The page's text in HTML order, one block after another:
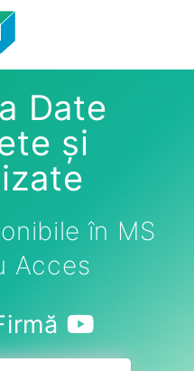
Date
și
în MS
Acces